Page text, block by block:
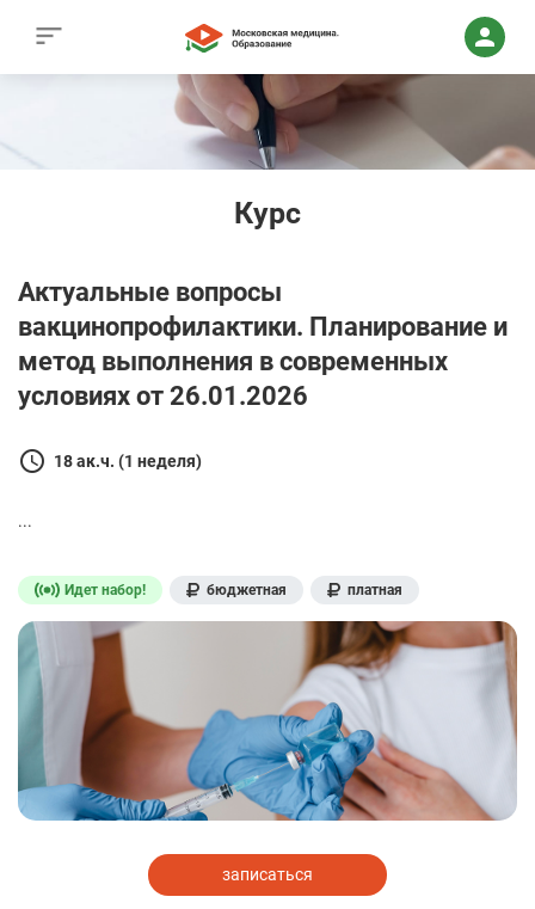
Курс
Актуальные вопросы
вакцинопрофилактики. Планирование и
метод выполнения в современных
условиях от 26.01.2026
18 ак.ч. (1 неделя)
...
Идет набор! бюджетная платная
записаться